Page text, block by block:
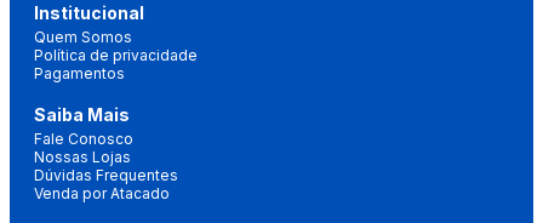
Institucional
Quem Somos
Política de privacidade
Pagamentos
Saiba Mais
Fale Conosco
Nossas Lojas
Dúvidas Frequentes
Venda por Atacado